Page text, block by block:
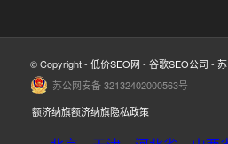
© Copyright - 低价SEO网 - 谷歌SEO公司 -
苏公网安备 32132402000563号
额济纳旗额济纳旗隐私政策